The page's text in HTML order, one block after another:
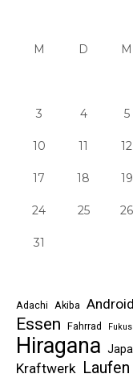
M D M
3 4 5
10 11 12
17 18 19
24 25 26
31
Adachi Akiba Android
Essen Fahrrad
Hiragana
Kraftwerk Laufen